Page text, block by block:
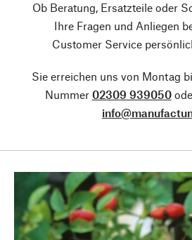
Ob Beratung, Ersatzteile oder
Ihre Fragen und Anliegen
Customer Service
Sie erreichen uns von Montag
Nummer 02309 939050